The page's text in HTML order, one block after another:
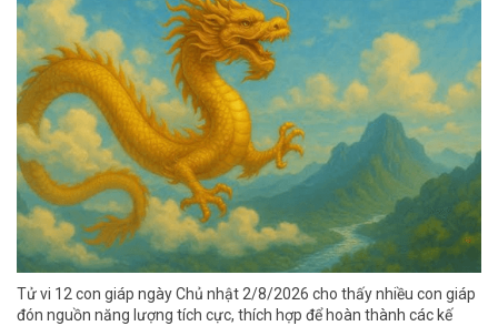
Tử vi 12 con giáp ngày Chủ nhật 2/8/2026 cho thấy nhiều con giáp
đón nguồn năng lượng tích cực, thích hợp để hoàn thành các kế